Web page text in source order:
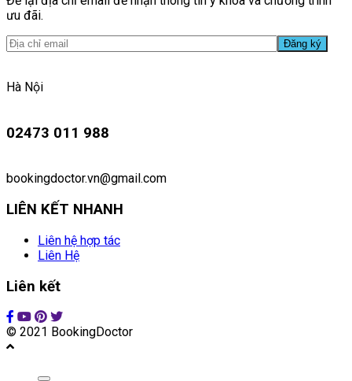
ưu đãi.
Hà Nội
02473 011 988
bookingdoctor.vn@gmail.com
LIÊN KẾT NHANH
Liên hệ hợp tác
Liên Hệ
Liên kết
© 2021 BookingDoctor